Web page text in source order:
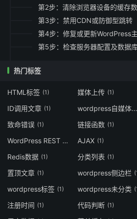
第2步：清除浏览器设备的缓存
第3步：禁用CDN或防御型跳转
第4步：修复或更新WordPress
第5步：检查服务器配置及数据
热门标签
HTML标签 (1) 媒体上传 (1)
ID调用文章 (1) wordpress自媒体主题
致命错误 (1) 链接函数 (1)
WordPress REST API (1)
AJAX (1)
Redis数据 (1) 分类列表 (1)
置顶文章 (1) wordpress侧边栏
wordpress标签 (1) wordpress未分类
注册时间 (1) 代码判断 (1)